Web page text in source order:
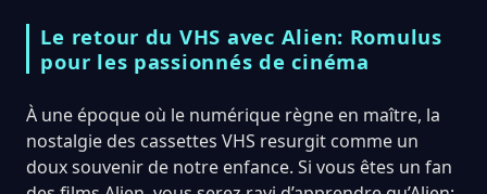
Le retour du VHS avec Alien: Romulus
pour les passionnés de cinéma
À une époque où le numérique règne en maître, la
nostalgie des cassettes VHS resurgit comme un
doux souvenir de notre enfance. Si vous êtes un fan